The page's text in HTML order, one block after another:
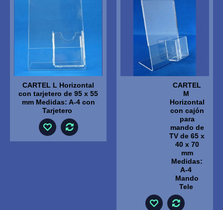
CARTEL L Horizontal
con tarjetero de 95 x 55
mm Medidas: A-4 con
Tarjetero
CARTEL
M
Horizontal
con cajón
para
mando de
TV de 65 x
40 x 70
mm
Medidas:
A-4
Mando
Tele